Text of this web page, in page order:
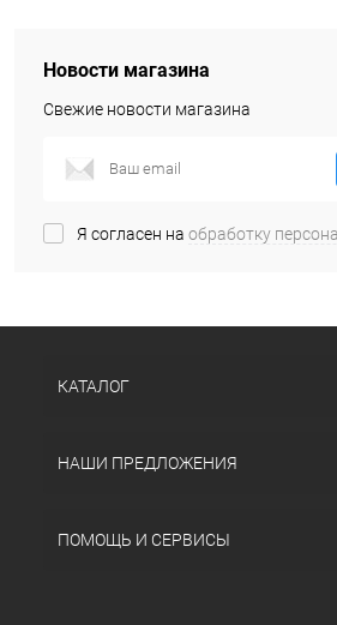
Новости магазина
Свежие новости магазина
Я согласен на обработку
КАТАЛОГ
НАШИ ПРЕДЛОЖЕНИЯ
ПОМОЩЬ И СЕРВИСЫ